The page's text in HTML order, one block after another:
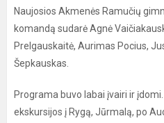
Naujosios Akmenės Ramučių
komandą sudarė Agnė
Prelgauskaitė, Aurimas Pocius,
Šepkauskas.
Programa buvo labai įvairi ir
ekskursijos į Rygą, Jūrmalą, po